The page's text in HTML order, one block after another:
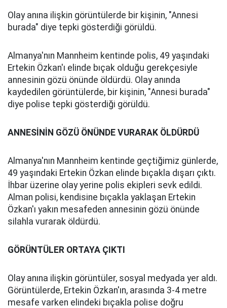
Olay anına ilişkin görüntülerde bir kişinin, "Annesi
burada" diye tepki gösterdiği görüldü.
Almanya'nın Mannheim kentinde polis, 49 yaşındaki
Ertekin Özkan'ı elinde bıçak olduğu gerekçesiyle
annesinin gözü önünde öldürdü. Olay anında
kaydedilen görüntülerde, bir kişinin, "Annesi burada"
diye polise tepki gösterdiği görüldü.
ANNESİNİN GÖZÜ ÖNÜNDE VURARAK ÖLDÜRDÜ
Almanya'nın Mannheim kentinde geçtiğimiz günlerde,
49 yaşındaki Ertekin Özkan elinde bıçakla dışarı çıktı.
İhbar üzerine olay yerine polis ekipleri sevk edildi.
Alman polisi, kendisine bıçakla yaklaşan Ertekin
Özkan'ı yakın mesafeden annesinin gözü önünde
silahla vurarak öldürdü.
GÖRÜNTÜLER ORTAYA ÇIKTI
Olay anına ilişkin görüntüler, sosyal medyada yer aldı.
Görüntülerde, Ertekin Özkan'ın, arasında 3-4 metre
mesafe varken elindeki bıçakla polise doğru